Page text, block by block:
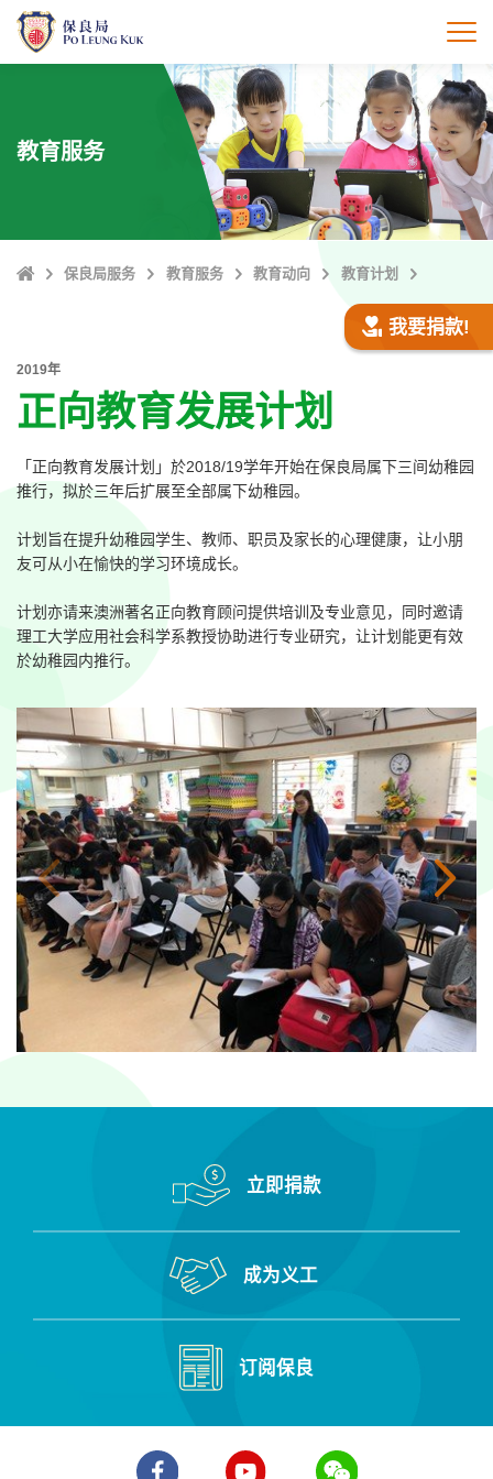
打
教育服务
Home保良局服务 教育服务 教育动向 教育计划
我要捐款!
2019年
正向教育发展计划
「正向教育发展计划」於2018/19学年开始在保良局属下三间幼稚园
推行，拟於三年后扩展至全部属下幼稚园。
计划旨在提升幼稚园学生、教师、职员及家长的心理健康，让小朋
友可从小在愉快的学习环境成长。
计划亦请来澳洲著名正向教育顾问提供培训及专业意见，同时邀请
理工大学应用社会科学系教授协助进行专业研究，让计划能更有效
於幼稚园内推行。
立即捐款
成为义工
订阅保良